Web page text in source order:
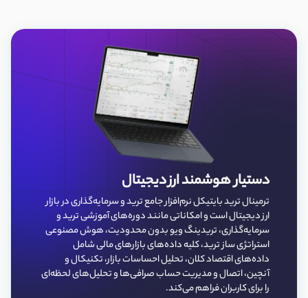
دستیار هوشمند ارز دیجیتال
ترمینال ترید بایتیکل نرم‌افزار جامع ترید و سرمایه‌گذاری در بازار
ارز دیجیتال است و امکاناتی مانند دوره‌های آموزشی ترید و
سرمایه‌گذاری، تریدینگ ویو بدون محدودیت، هوش مصنوعی
استراتژی ساز ترید، کلیه داده‌‌های بازارهای مالی شامل
داده‌های اقتصاد کلان، تحلیل احساسات بازار، تکنیکال و
آنچین، اتصال و مدیریت حساب صرافی‌ها و تحلیل‌های لحظه‌ای
را برای کاربران فراهم می‌کند.